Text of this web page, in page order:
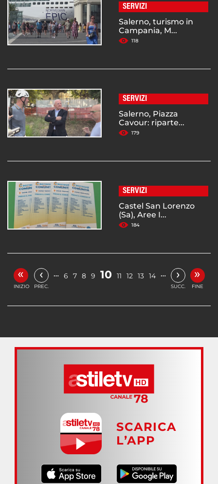
SERVIZI
Salerno, turismo in
Campania, M...
118
SERVIZI
Salerno, Piazza
Cavour: riparte...
179
SERVIZI
Castel San Lorenzo
(Sa), Aree I...
184
«
INIZIO
‹
PREC.
… 6 7 8 9 10 11 12 13 14 … ›
SUCC.
»
FINE
SCARICA
L’APP